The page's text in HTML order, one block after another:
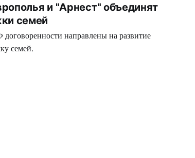
и "Арнест" объединят
семей
направлены на развитие
семей.